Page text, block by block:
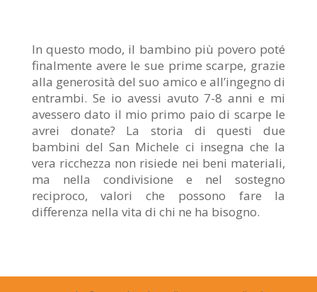
In questo modo, il bambino più povero poté
finalmente avere le sue prime scarpe, grazie
alla generosità del suo amico e all’ingegno di
entrambi. Se io avessi avuto 7-8 anni e mi
avessero dato il mio primo paio di scarpe le
avrei donate? La storia di questi due
bambini del San Michele ci insegna che la
vera ricchezza non risiede nei beni materiali,
ma nella condivisione e nel sostegno
reciproco, valori che possono fare la
differenza nella vita di chi ne ha bisogno.